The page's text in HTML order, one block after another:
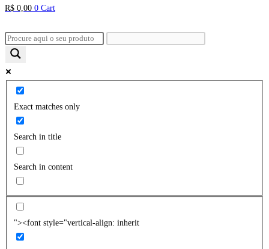
R$ 0,00 0 Cart
Exact matches only
Search in title
Search in content
"><font style="vertical-align: inherit